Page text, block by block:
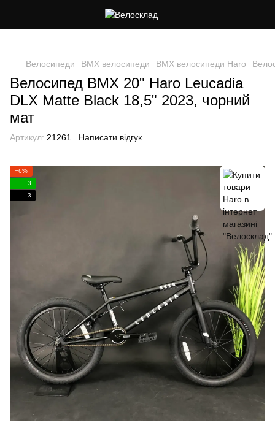
Велосипеди BMX велосипеди BMX велосипеди Haro
Велосипед BMX 20" Haro Leucadia
DLX Matte Black 18,5" 2023, чорний
мат
Артикул: 21261 Написати відгук
−6%
3
3